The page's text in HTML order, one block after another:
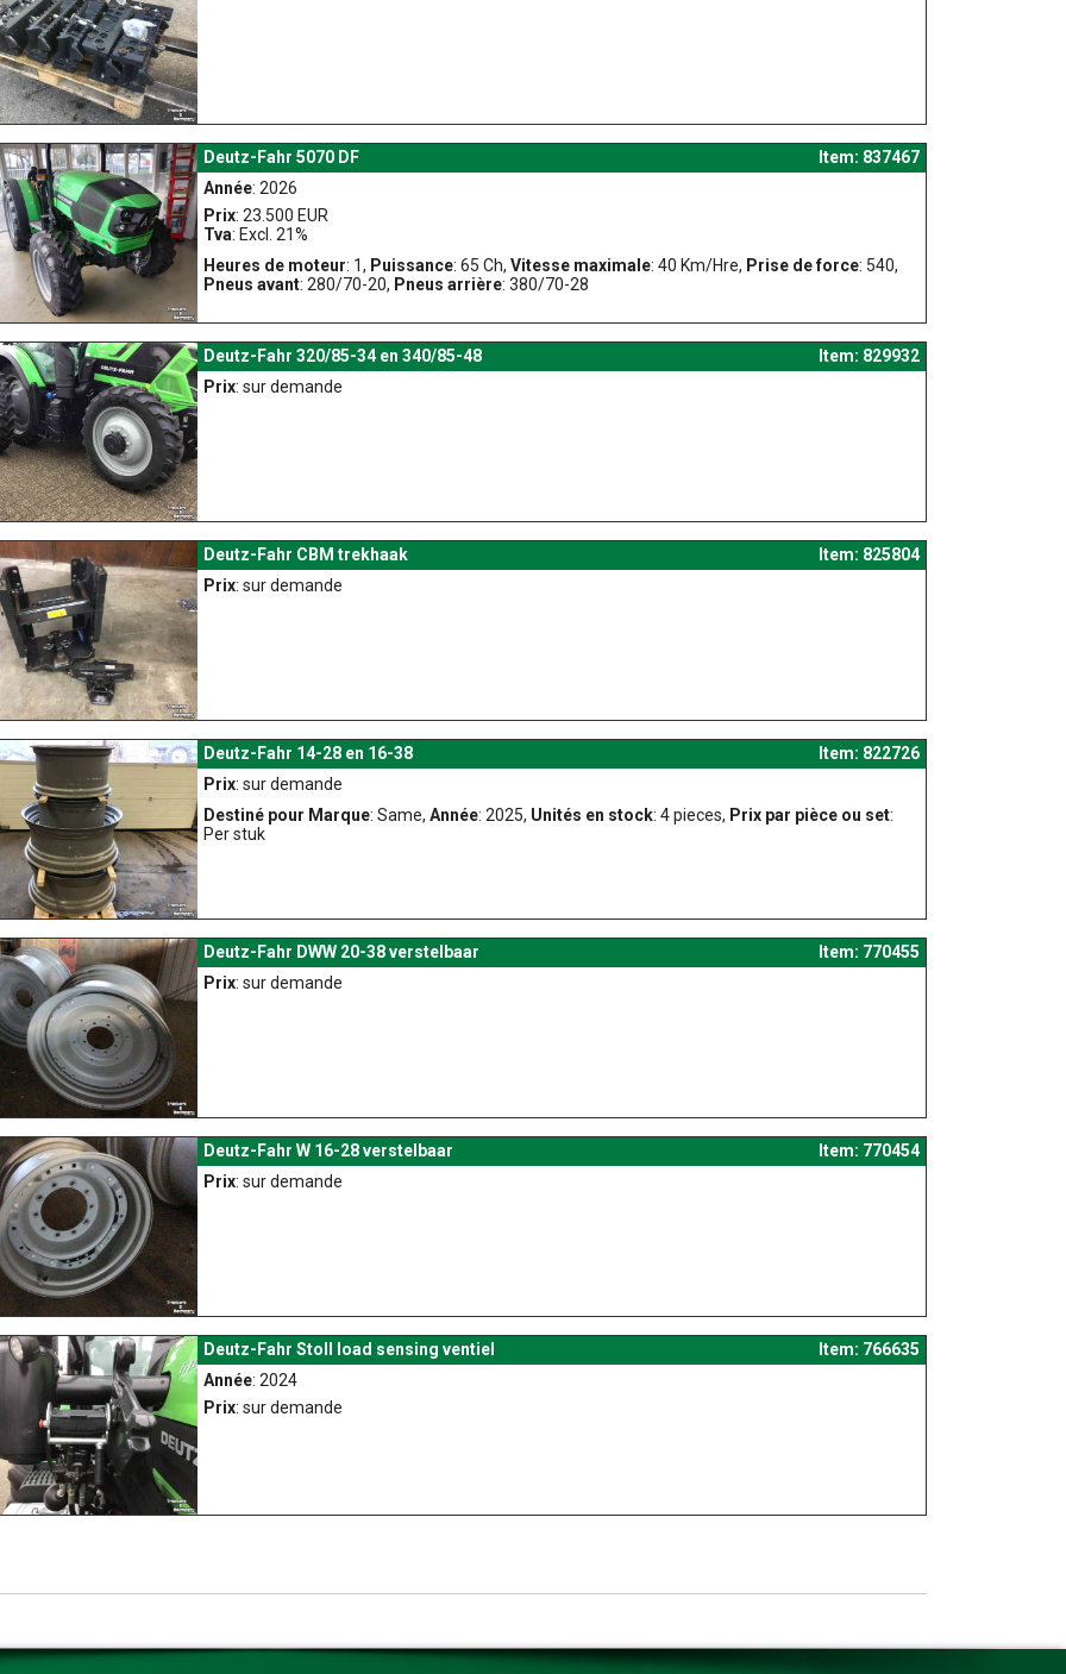
Deutz-Fahr 5070 DF
Item: 837467
Année: 2026
Prix: 23.500 EUR
Tva: Excl. 21%
Heures de moteur: 1, Puissance: 65 Ch,Vitesse maximale: 40 Km/Hre, Prise de force: 540,
Pneus avant: 280/70-20, Pneus arrière: 380/70-28
Deutz-Fahr 320/85-34 en 340/85-48
Item: 829932
Prix: sur demande
Deutz-Fahr CBM trekhaak
Item: 825804
Prix: sur demande
Deutz-Fahr 14-28 en 16-38
Item: 822726
Prix: sur demande
Destiné pour Marque: Same,Année: 2025, Unités en stock: 4 pieces, Prix par pièce ou set:
Per stuk
Deutz-Fahr DWW 20-38 verstelbaar
Item: 770455
Prix: sur demande
Deutz-Fahr W 16-28 verstelbaar
Item: 770454
Prix: sur demande
Deutz-Fahr Stoll load sensing ventiel
Item: 766635
Année: 2024
Prix: sur demande